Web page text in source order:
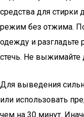
средства для стирки
режим без отжима.
одежду и разгладьте
стечь. Не
Для выведения
или использовать
чем на 30 минут.